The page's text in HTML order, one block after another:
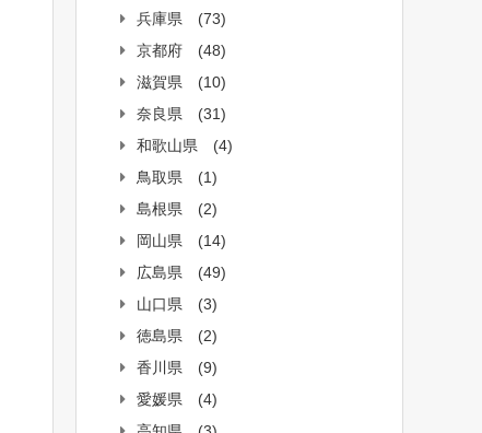
兵庫県
(73)
京都府
(48)
滋賀県
(10)
奈良県
(31)
和歌山県
(4)
鳥取県
(1)
島根県
(2)
岡山県
(14)
広島県
(49)
山口県
(3)
徳島県
(2)
香川県
(9)
愛媛県
(4)